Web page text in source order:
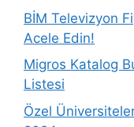
BİM Televizyon
Acele Edin!
Migros Katalog
Listesi
Özel